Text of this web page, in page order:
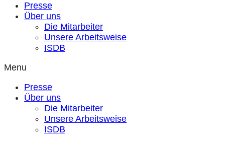
Presse
Über uns
Die Mitarbeiter
Unsere Arbeitsweise
ISDB
Menu
Presse
Über uns
Die Mitarbeiter
Unsere Arbeitsweise
ISDB